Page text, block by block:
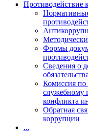
Противодействие
Формы
Сведения о
Комиссия
служебному
конфликта
Обратная
коррупции
...